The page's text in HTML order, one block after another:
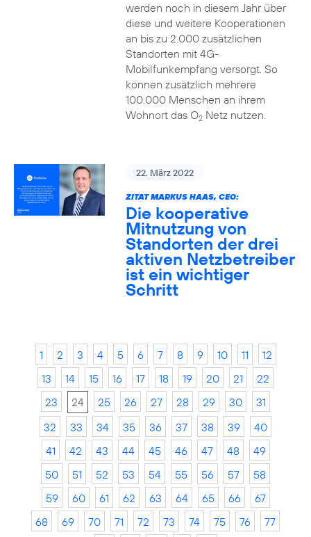
werden noch in diesem Jahr über
diese und weitere Kooperationen
an bis zu 2.000 zusätzlichen
Standorten mit 4G-
Mobilfunkempfang versorgt. So
können zusätzlich mehrere
100.000 Menschen an ihrem
Wohnort das O2Netz nutzen.
22. März 2022
ZITAT MARKUS HAAS, CEO:
Die kooperative
Mitnutzung von
Standorten der drei
aktiven Netzbetreiber
ist ein wichtiger
Schritt
1 2 3 4 5 6 7 8 9 10 11
12
13
14 15 16 17 18 19 20 21
22
23
24 25 26 27 28 29 30
31
32
33 34 35 36 37 38 39
40
41
42 43 44 45 46 47 48
49
50
51 52 53 54 55 56 57
58
59
60 61 62 63 64 65 66
67
68
69 70 71 72 73 74 75 76
77